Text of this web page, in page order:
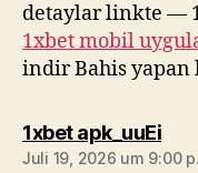
detaylar linkte —
1xbet mobil
indir Bahis yapan
1xbet apk_uuEisagt:
Juli 19, 2026 um 9:00